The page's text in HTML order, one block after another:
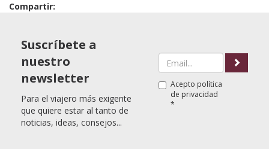
Compartir:
Suscríbete a
nuestro
newsletter
Para el viajero más exigente
que quiere estar al tanto de
noticias, ideas, consejos...
Acepto política
de privacidad
*